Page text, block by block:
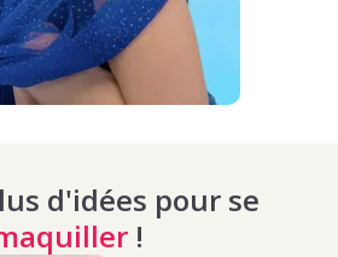
d'idées pour se
!